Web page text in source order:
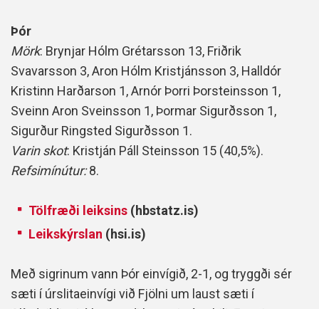
Þór
Mörk: Brynjar Hólm Grétarsson 13, Friðrik
Svavarsson 3, Aron Hólm Kristjánsson 3, Halldór
Kristinn Harðarson 1, Arnór Þorri Þorsteinsson 1,
Sveinn Aron Sveinsson 1, Þormar Sigurðsson 1,
Sigurður Ringsted Sigurðsson 1.
Varin skot: Kristján Páll Steinsson 15 (40,5%).
Refsimínútur:8.
Tölfræði leiksins (hbstatz.is)
Leikskýrslan (hsi.is)
Með sigrinum vann Þór einvígið, 2-1, og tryggði sér
sæti í úrslitaeinvígi við Fjölni um laust sæti í